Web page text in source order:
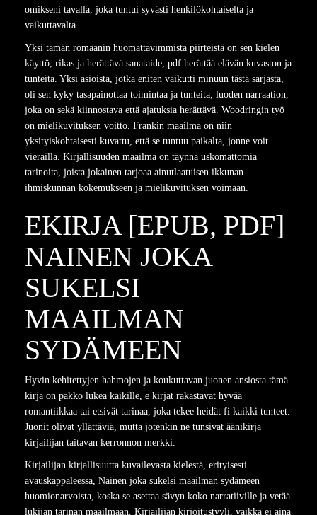
omikseni tavalla, joka tuntui syvästi henkilökohtaiselta ja
vaikuttavalta.
Yksi tämän romaanin huomattavimmista piirteistä on sen kielen
käyttö, rikas ja herättävä sanataide, pdf herättää elävän kuvaston ja
tunteita. Yksi asioista, jotka eniten vaikutti minuun tästä sarjasta,
oli sen kyky tasapainottaa toimintaa ja tunteita, luoden narraation,
joka on sekä kiinnostava että ajatuksia herättävä. Woodringin työ
on mielikuvituksen voitto. Frankin maailma on niin
yksityiskohtaisesti kuvattu, että se tuntuu paikalta, jonne voit
vierailla. Kirjallisuuden maailma on täynnä uskomattomia
tarinoita, joista jokainen tarjoaa ainutlaatuisen ikkunan
ihmiskunnan kokemukseen ja mielikuvituksen voimaan.
EKIRJA [EPUB, PDF]
NAINEN JOKA
SUKELSI
MAAILMAN
SYDÄMEEN
Hyvin kehitettyjen hahmojen ja koukuttavan juonen ansiosta tämä
kirja on pakko lukea kaikille, e kirjat​ rakastavat hyvää
romantiikkaa tai etsivät tarinaa, joka tekee heidät fi kaikki tunteet.
Juonit olivat yllättäviä, mutta jotenkin ne tunsivat äänikirja
kirjailijan taitavan kerronnon merkki.
Kirjailijan kirjallisuutta kuvailevasta kielestä, erityisesti
avauskappaleessa, Nainen joka sukelsi maailman sydämeen
huomionarvoista, koska se asettaa sävyn koko narratiiville ja vetää
lukijan tarinan maailmaan. Kirjailijan kirjoitustyyli, vaikka ei aina